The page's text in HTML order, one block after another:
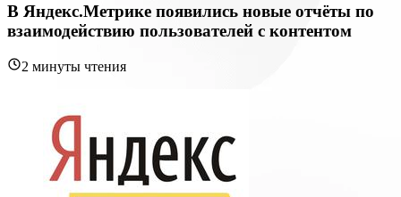
В Яндекс.Метрике появились новые отчёты по
взаимодействию пользователей с контентом
2 минуты чтения